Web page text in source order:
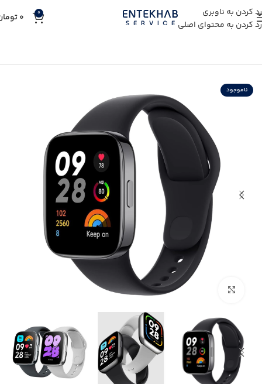
رد کردن به ناوبری
رد کردن به محتوای اصلی
0
0
ناموجود
بزرگنمایی تصویر